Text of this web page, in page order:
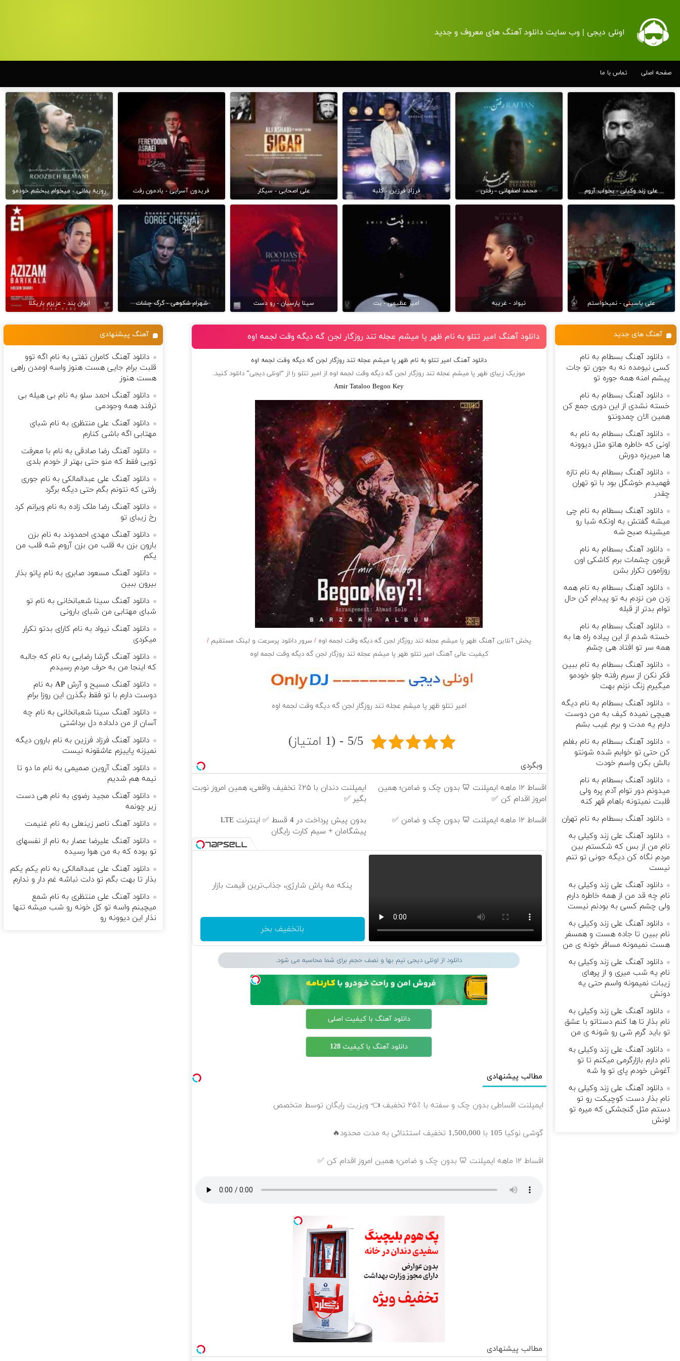
اونلی دیجی | وب سایت دانلود آهنگ های معروف و جدید
صفحه اصلی تماس با ما
علی زند وکیلی - بخواب آروم محمد اصفهانی - رفتن فرزاد فرزین - کلبه علی اصحابی - سیگار فریدون آسرایی - یادمون رفت روزبه بمانی - میخوام ببخشم خودمو
علی یاسینی - نمیخواستم نیواد - غریبه امیر عظیمی - بت سینا پارسیان - رو دست شهرام شکوهی - گرگ چشات ایوان بند - عزیزم باریکلا
دانلود آهنگ امیر تتلو به نام ظهر پا میشم عجله تند روزگار لجن گه دیگه وقت لجمه اوه
دانلود آهنگ امیر تتلو به نام ظهر پا میشم عجله تند روزگار لجن گه دیگه وقت لجمه اوه
موزیک زیبای ظهر پا میشم عجله تند روزگار لجن گه دیگه وقت لجمه اوه از امیر تتلو را از “اونلی دیجی” دانلود کنید.
Amir Tataloo Begoo Key
پخش آنلاین آهنگ ظهر پا میشم عجله تند روزگار لجن گه دیگه وقت لجمه اوه/ سرور دانلود پرسرعت و لینک مستقیم/
کیفیت عالی آهنگ امیر تتلو ظهر پا میشم عجله تند روزگار لجن گه دیگه وقت لجمه اوه
امیر تتلو ظهر پا میشم عجله تند روزگار لجن گه دیگه وقت لجمه اوه
5/5 - (1 امتیاز)
وبگردی
اقساط ۱۲ ماهه ایمپلنت 🦷 بدون چک و ضامن؛ همین
امروز اقدام کن ✅
ایمپلنت دندان با ۲۵٪ تخفیف واقعی، همین امروز نوبت
بگیر ✅
اقساط ۱۲ ماهه ایمپلنت 🦷 بدون چک و ضامن ✅
بدون پیش پرداخت در 4 قسط ✅ اینترنت LTE
پیشگامان + سیم کارت رایگان
پنکه مه پاش شارژی، جذاب‌ترین قیمت بازار
باتخفیف بخر
دانلود از اونلی دیجی نیم بها و نصف حجم برای شما محاسبه می شود.
دانلود آهنگ با کیفیت اصلی
دانلود آهنگ با کیفیت 128
مطالب پیشنهادی
ایمپلنت اقساطی بدون چک و سفته با ٪۲۵ تخفیف 👈 ویزیت رایگان توسط متخصص
گوشی نوکیا 105 با 1,500,000 تخفیف استثنائی به مدت محدود🔥
اقساط ۱۲ ماهه ایمپلنت 🦷 بدون چک و ضامن؛ همین امروز اقدام کن ✅
مطالب پیشنهادی
آهنگ های جدید
دانلود آهنگ بسطام به نام
کسی نیومده نه به جون تو جات
پیشم امنه همه جوره تو
دانلود آهنگ بسطام به نام
خسته نشدی از این دوری جمع کن
همین الان چمدونتو
دانلود آهنگ بسطام به نام به
اونی که خاطره هاتو مثل دیوونه
ها میریزه دورش
دانلود آهنگ بسطام به نام تازه
فهمیدم خوشگل بود با تو تهران
چقدر
دانلود آهنگ بسطام به نام چی
میشه گفتش به اونکه شبا رو
میشینه صبح شه
دانلود آهنگ بسطام به نام
قربون چشمات برم کاشکی اون
روزامون تکرار بشن
دانلود آهنگ بسطام به نام همه
زدن من نزدم به تو پیدام کن حال
توام بدتر از قبله
دانلود آهنگ بسطام به نام
خسته شدم از این پیاده راه ها به
همه سر تو افتاد هی چشم
دانلود آهنگ بسطام به نام ببین
فکر نکن از سرم رفته جلو خودمو
میگیرم زنگ نزنم بهت
دانلود آهنگ بسطام به نام دیگه
هیچی نمیده کیف به من دوست
دارم یه مدت و برم غیب بشم
دانلود آهنگ بسطام به نام بغلم
کن حتی تو خوابم شده شونتو
بالش بکن واسم خودت
دانلود آهنگ بسطام به نام
میدونم دور توام آدم پره ولی
قلبت نمیتونه باهام قهر کنه
دانلود آهنگ بسطام به نام تهران
دانلود آهنگ علی زند وکیلی به
نام من از بس كه شكستم بین
مردم نگاه كن دیگه جونى تو تنم
نیست
دانلود آهنگ علی زند وکیلی به
نام چه قد من از همه خاطره دارم
ولی چشم كسی به بودنم نیست
دانلود آهنگ علی زند وکیلی به
نام ببین تا جاده هست و همسفر
هست نمیمونه مسافر خونه ی من
دانلود آهنگ علی زند وکیلی به
نام یه شب میرى و از پرهای
زيبات نمیمونه واسم حتی یه
دونش
دانلود آهنگ علی زند وکیلی به
نام بذار تا ها كنم دستاتو با عشق
تو باید گرم شی رو شونه ى من
دانلود آهنگ علی زند وکیلی به
نام دارم بازارگرمی میكنم تا تو
آغوش خودم پای تو وا شه
دانلود آهنگ علی زند وکیلی به
نام بذار دست كوچیكت رو تو
دستم مثل گنجشكی كه میره تو
لونش
آهنگ پیشنهادی
دانلود آهنگ کامران تفتی به نام اگه توو
قلبت برام جایی هست هنوز واسه اومدن راهی
هست هنوز
دانلود آهنگ احمد سلو به نام بی هیله بی
ترفند همه وجودمی
دانلود آهنگ علی منتظری به نام شبای
مهتابی اگه باشی کنارم
دانلود آهنگ رضا صادقی به نام با معرفت
تویی فقط که منو حتی بهتر از خودم بلدی
دانلود آهنگ علی عبدالمالکی به نام جوری
رفتی که نتونم بگم حتی دیگه برگرد
دانلود آهنگ رضا ملک زاده به نام ویرانم کرد
رخ زیبای تو
دانلود آهنگ مهدی احمدوند به نام بزن
بارون بزن به قلب من بزن آروم شه قلب من
یکم
دانلود آهنگ مسعود صابری به نام پاتو بذار
بیرون ببین
دانلود آهنگ سینا شعبانخانی به نام تو
شبای مهتابی من شبای بارونی
دانلود آهنگ نیواد به نام ﻛﺎرای ﺑﺪﺗﻮ ﺗﻜﺮار
ﻣﻴﻜﺮدی
دانلود آهنگ گرشا رضایی به نام که جالبه
که اینجا من به حرف مردم رسیدم
دانلود آهنگ مسیح و آرش AP به نام
دوست دارم با تو فقط بگذرن این روزا برام
دانلود آهنگ سینا شعبانخانی به نام چه
آسان از من دلداده دل برداشتی
دانلود آهنگ فرزاد فرزین به نام بارون دیگه
نمیزنه پاییزم عاشقونه نیست
دانلود آهنگ آروین صمیمی به نام ما دو تا
نیمه هم شدیم
دانلود آهنگ مجید رضوی به نام هی دست
زیر چونمه
دانلود آهنگ ناصر زینعلی به نام غنیمت
دانلود آهنگ علیرضا عصار به نام از نفسهای
تو بوده که به من هوا رسیده
دانلود آهنگ علی عبدالمالکی به نام یکم یکم
بذار تا بهت بگم تو دلت نباشه غم دار و ندارم
دانلود آهنگ علی منتظری به نام شمع
میچینم واسه تو کل خونه رو شب میشه تنها
نذار این دیوونه رو